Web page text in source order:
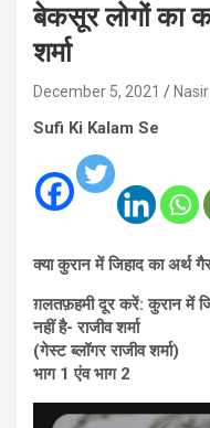
बेकसूर लोगों का
शर्मा
December 5, 2021
Sufi Ki Kalam Se
क्या कुरान में जिहाद का अर्थ
ग़लतफ़हमी दूर करें: कुरान में
नहीं है- राजीव शर्मा
(गेस्ट ब्लॉगर राजीव शर्मा)
भाग 1 एंव भाग 2